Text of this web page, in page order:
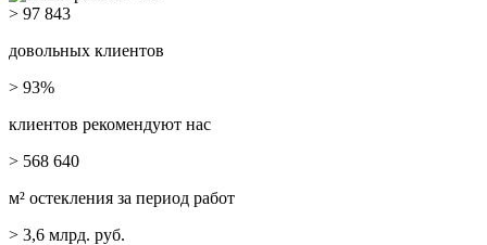
> 97 843
довольных клиентов
> 93%
клиентов рекомендуют нас
> 568 640
м² остекления за период работ
> 3,6 млрд. руб.